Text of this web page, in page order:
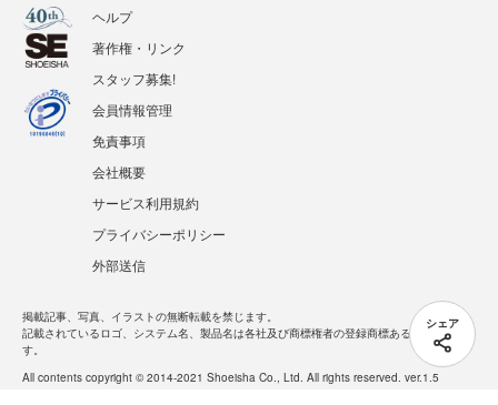
シェア
ヘルプ
著作権・リンク
スタッフ募集!
会員情報管理
免責事項
会社概要
サービス利用規約
プライバシーポリシー
外部送信
掲載記事、写真、イラストの無断転載を禁じます。
記載されているロゴ、システム名、製品名は各社及び商標権者の登録商標あるいは商標で
す。
All contents copyright © 2014-2021 Shoeisha Co., Ltd. All rights reserved. ver.1.5